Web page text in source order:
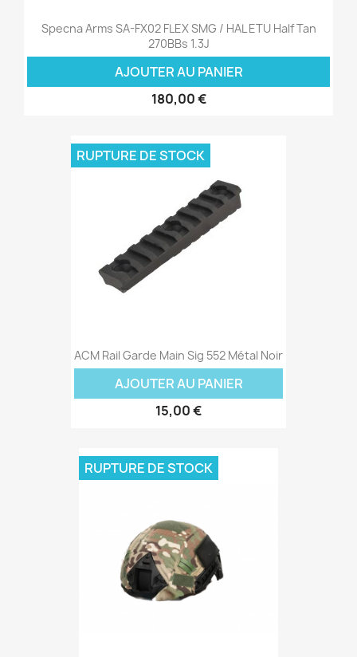
Specna Arms SA-FX02 FLEX SMG / HAL ETU Half Tan
270BBs 1.3J
AJOUTER AU PANIER
180,00 €
ACM Rail Garde Main Sig 552 Métal Noir
AJOUTER AU PANIER
15,00 €
RUPTURE DE STOCK
RUPTURE DE STOCK